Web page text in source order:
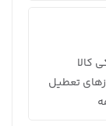
کالا